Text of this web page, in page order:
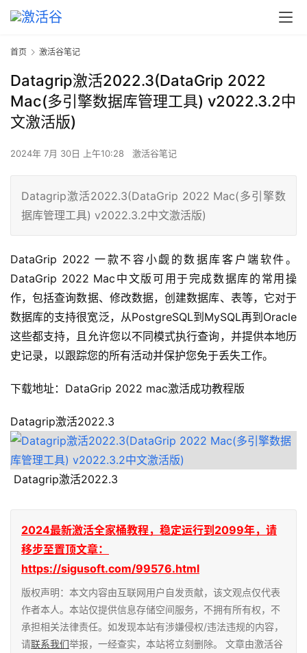
首页 激活谷笔记
Datagrip激活2022.3(DataGrip 2022
Mac(多引擎数据库管理工具) v2022.3.2中
文激活版)
2024年 7月 30日 上午10:28 激活谷笔记
Datagrip激活2022.3(DataGrip 2022 Mac(多引擎数
据库管理工具) v2022.3.2中文激活版)
DataGrip 2022 一款不容小觑的数据库客户端软件。
DataGrip 2022 Mac中文版可用于完成数据库的常用操
作，包括查询数据、修改数据，创建数据库、表等，它对于
数据库的支持很宽泛，从PostgreSQL到MySQL再到Oracle
这些都支持，且允许您以不同模式执行查询，并提供本地历
史记录，以跟踪您的所有活动并保护您免于丢失工作。
下载地址：DataGrip 2022 mac激活成功教程版
Datagrip激活2022.3
Datagrip激活2022.3
2024最新激活全家桶教程，稳定运行到2099年，请
移步至置顶文章：
https://sigusoft.com/99576.html
版权声明：本文内容由互联网用户自发贡献，该文观点仅代表
作者本人。本站仅提供信息存储空间服务，不拥有所有权，不
承担相关法律责任。如发现本站有涉嫌侵权/违法违规的内容，
请联系我们举报，一经查实，本站将立刻删除。 文章由激活谷